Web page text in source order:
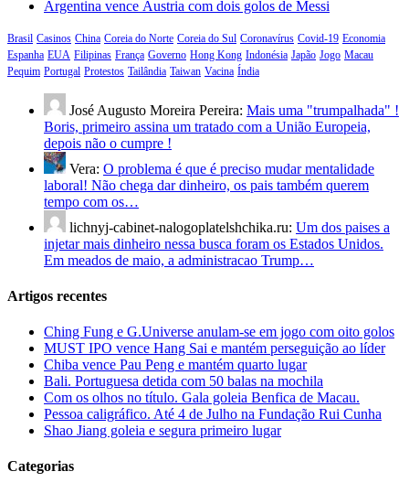
Argentina vence Áustria com dois golos de Messi
Brasil Casinos China Coreia do Norte Coreia do Sul Coronavírus Covid-19 Economia
Espanha EUA Filipinas França Governo Hong Kong Indonésia Japão Jogo Macau
Pequim Portugal Protestos Tailândia Taiwan Vacina Índia
José Augusto Moreira Pereira: Mais uma "trumpalhada" !
Boris, primeiro assina um tratado com a União Europeia,
depois não o cumpre !
Vera: O problema é que é preciso mudar mentalidade
laboral! Não chega dar dinheiro, os pais também querem
tempo com os…
lichnyj-cabinet-nalogoplatelshchika.ru: Um dos paises a
injetar mais dinheiro nessa busca foram os Estados Unidos.
Em meados de maio, a administracao Trump…
Artigos recentes
Ching Fung e G.Universe anulam-se em jogo com oito golos
MUST IPO vence Hang Sai e mantém perseguição ao líder
Chiba vence Pau Peng e mantém quarto lugar
Bali. Portuguesa detida com 50 balas na mochila
Com os olhos no título. Gala goleia Benfica de Macau.
Pessoa caligráfico. Até 4 de Julho na Fundação Rui Cunha
Shao Jiang goleia e segura primeiro lugar
Categorias